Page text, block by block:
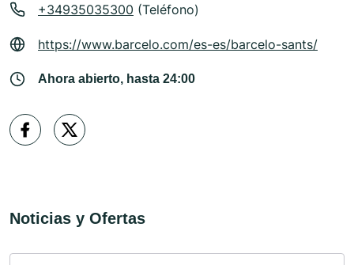
+34935035300 (Teléfono)
https://www.barcelo.com/es-es/barcelo-sants/
Ahora abierto, hasta 24:00
Noticias y Ofertas